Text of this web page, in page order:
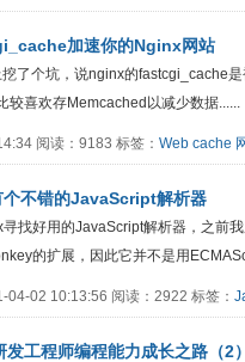
加速你的Nginx网站
了个坑，说nginx的fastcgi_cache
较喜欢存Memcached以减少数据......
阅读：9183 标签： Web cache
不错的JavaScript解析器
找好用的JavaScript解析器，之前
的扩展，因此它并不是用
04-02 10:13:56 阅读：2922 标签：
工程师编程能力成长之路（2）